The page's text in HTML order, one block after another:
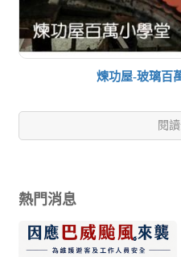
煉功屋-玻璃百
閱
熱門消息